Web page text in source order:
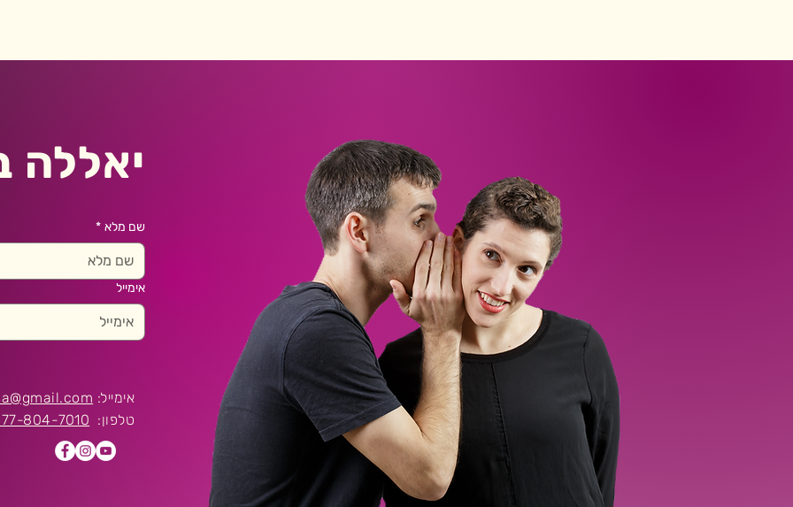
יאללה
שם מלא *
אימייל
אימייל:
טלפון: 804-7010